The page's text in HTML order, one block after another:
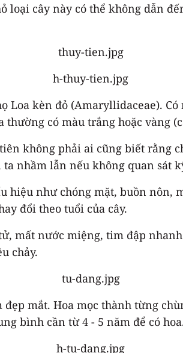
cây này có thể không dẫn
kèn đỏ (Amaryllidaceae).
có màu trắng hoặc vàng
không phải ai cũng biết rằng
nhầm lẫn nếu không quan sát
như chóng mặt, buồn nôn,
đổi theo tuổi của cây.
mất nước miệng, tim đập
chảy.
mắt. Hoa mọc thành từng
bình cần từ 4 - 5 năm để có